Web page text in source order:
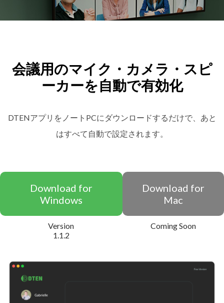
会議用のマイク・カメラ・スピ
ーカーを自動で有効化
DTENアプリをノートPCにダウンロードするだけで、あと
はすべて自動で設定されます。
Download for
Windows
Version
1.1.2
Download for
Mac
Coming Soon